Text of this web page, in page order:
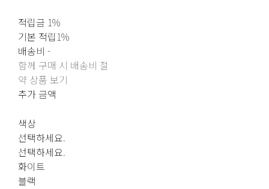
적립금 1%
기본 적립1%
배송비 -
함께 구매 시 배송비 절
약 상품 보기
추가 금액
색상
선택하세요.
선택하세요.
화이트
블랙